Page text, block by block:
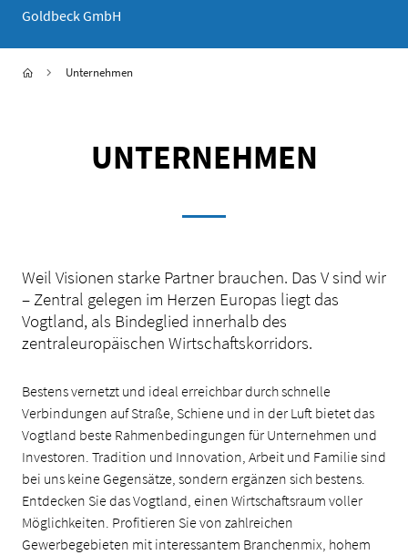
Goldbeck GmbH
Sie sind hier:
StartseiteUnternehmen
UNTERNEHMEN
Weil Visionen starke Partner brauchen. Das V sind wir
– Zentral gelegen im Herzen Europas liegt das
Vogtland, als Bindeglied innerhalb des
zentraleuropäischen Wirtschaftskorridors.
Bestens vernetzt und ideal erreichbar durch schnelle
Verbindungen auf Straße, Schiene und in der Luft bietet das
Vogtland beste Rahmenbedingungen für Unternehmen und
Investoren. Tradition und Innovation, Arbeit und Familie sind
bei uns keine Gegensätze, sondern ergänzen sich bestens.
Entdecken Sie das Vogtland, einen Wirtschaftsraum voller
Möglichkeiten. Profitieren Sie von zahlreichen
Gewerbegebieten mit interessantem Branchenmix, hohem